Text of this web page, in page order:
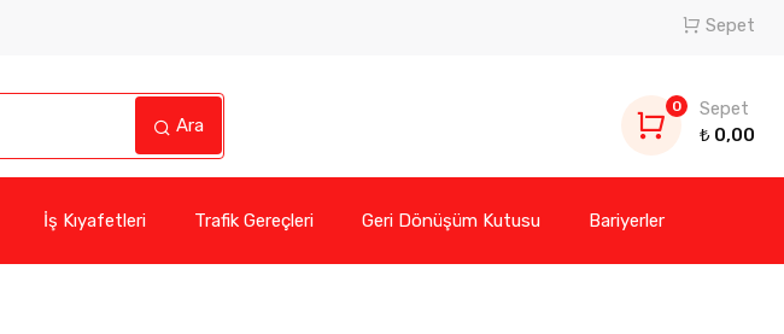
Sepet
Ara
0
Sepet
₺ 0,00
İş Kıyafetleri Trafik Gereçleri Geri Dönüşüm Kutusu Bariyerler